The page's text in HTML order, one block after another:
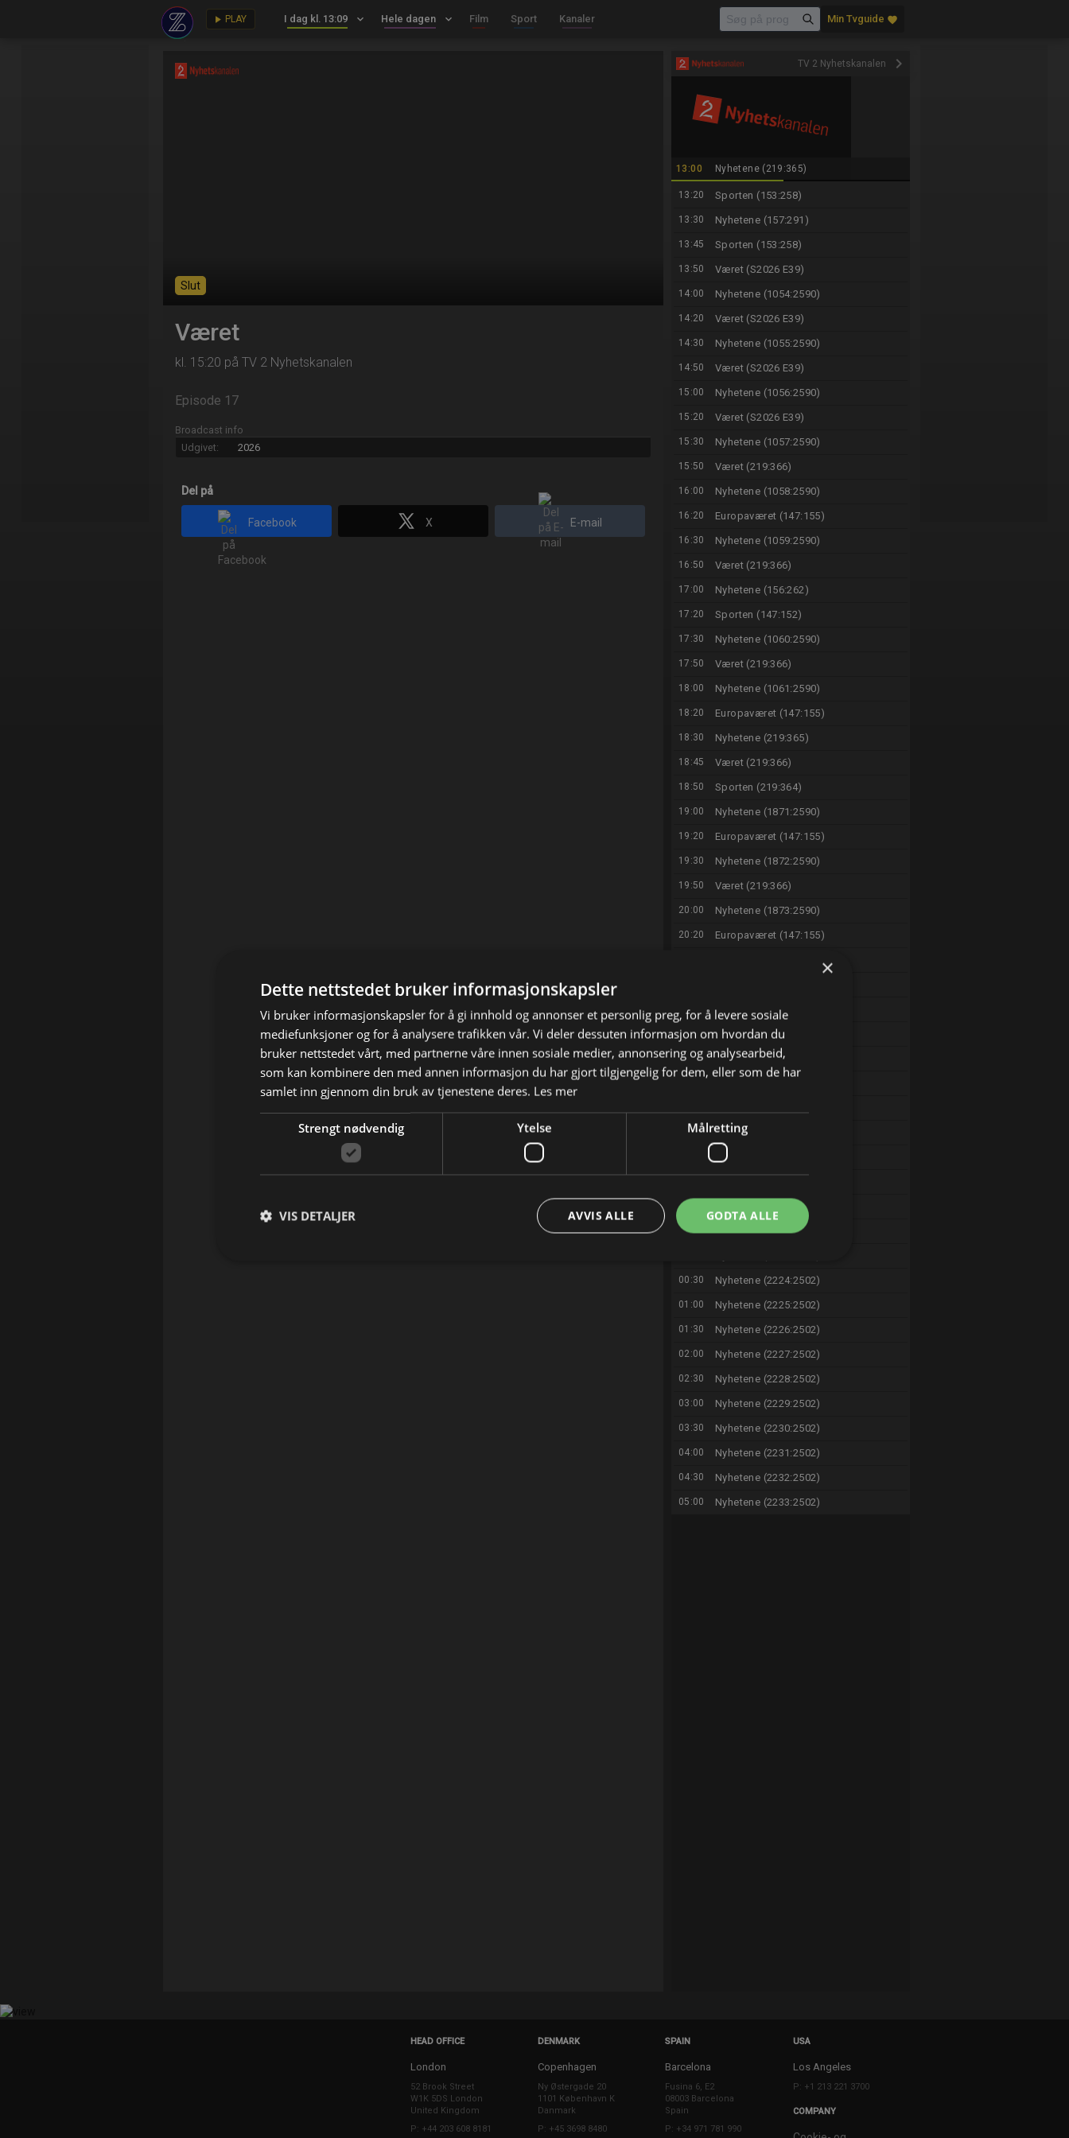
play_arrow PLAY I dag kl. 13:09 keyboard_arrow_down Hele dagen keyboard_arrow_down Film Sport Kanaler Min Tvguide favorite
Slut
Været
kl. 15:20 på TV 2 Nyhetskanalen
Episode 17
Broadcast info
Udgivet:
2026
Del på
Facebook X E-mail
TV 2 Nyhetskanalen keyboard_arrow_right
13:00 Nyhetene (219:365)
13:20 Sporten (153:258)
13:30 Nyhetene (157:291)
13:45 Sporten (153:258)
13:50 Været (S2026 E39)
14:00 Nyhetene (1054:2590)
14:20 Været (S2026 E39)
14:30 Nyhetene (1055:2590)
14:50 Været (S2026 E39)
15:00 Nyhetene (1056:2590)
15:20 Været (S2026 E39)
15:30 Nyhetene (1057:2590)
15:50 Været (219:366)
16:00 Nyhetene (1058:2590)
16:20 Europaværet (147:155)
16:30 Nyhetene (1059:2590)
16:50 Været (219:366)
17:00 Nyhetene (156:262)
17:20 Sporten (147:152)
17:30 Nyhetene (1060:2590)
17:50 Været (219:366)
18:00 Nyhetene (1061:2590)
18:20 Europaværet (147:155)
18:30 Nyhetene (219:365)
18:45 Været (219:366)
18:50 Sporten (219:364)
19:00 Nyhetene (1871:2590)
19:20 Europaværet (147:155)
19:30 Nyhetene (1872:2590)
19:50 Været (219:366)
20:00 Nyhetene (1873:2590)
20:20 Europaværet (147:155)
21:00 Nyhetene (219:365)
21:20 Været (219:366)
21:30 Sporten (219:365)
22:00 Nyhetene (126:218)
Sporten (154:258)
23:00 Nyhetene (2221:2502)
23:30 Nyhetene (2222:2502)
00:30 Nyhetene (2224:2502)
01:00 Nyhetene (2225:2502)
01:30 Nyhetene (2226:2502)
02:00 Nyhetene (2227:2502)
02:30 Nyhetene (2228:2502)
03:00 Nyhetene (2229:2502)
03:30 Nyhetene (2230:2502)
04:00 Nyhetene (2231:2502)
04:30 Nyhetene (2232:2502)
05:00 Nyhetene (2233:2502)
HEAD OFFICE
London
52 Brook Street
W1K 5DS London
United Kingdom
P: +44 203 608 8181
DENMARK
Copenhagen
Ny Østergade 20
1101 København K
Danmark
P: +45 3698 8480
SPAIN
Barcelona
Fusina 6, E2
08003 Barcelona
Spain
P: +34 971 781 990
USA
Los Angeles
P: +1 213 221 3700
COMPANY
×
Dette nettstedet bruker informasjonskapsler
Vi bruker informasjonskapsler for å gi innhold og annonser et personlig preg, for å levere sosiale
mediefunksjoner og for å analysere trafikken vår. Vi deler dessuten informasjon om hvordan du
bruker nettstedet vårt, med partnerne våre innen sosiale medier, annonsering og analysearbeid,
som kan kombinere den med annen informasjon du har gjort tilgjengelig for dem, eller som de har
samlet inn gjennom din bruk av tjenestene deres. Les mer
Strengt nødvendig Ytelse Målretting
GODTA ALLE
AVVIS ALLE
VIS DETALJER